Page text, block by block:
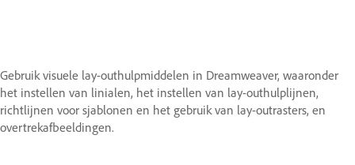
Gebruik visuele lay-outhulpmiddelen in Dreamweaver, waaronder
het instellen van linialen, het instellen van lay-outhulplijnen,
richtlijnen voor sjablonen en het gebruik van lay-outrasters, en
overtrekafbeeldingen.